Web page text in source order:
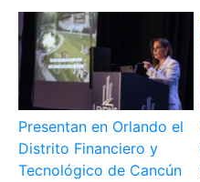
Presentan en Orlando el
Distrito Financiero y
Tecnológico de Cancún